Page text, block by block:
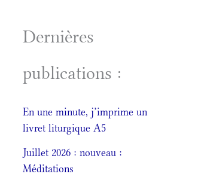
Dernières
publications :
En une minute, j’imprime un
livret liturgique A5
Juillet 2026 : nouveau :
Méditations